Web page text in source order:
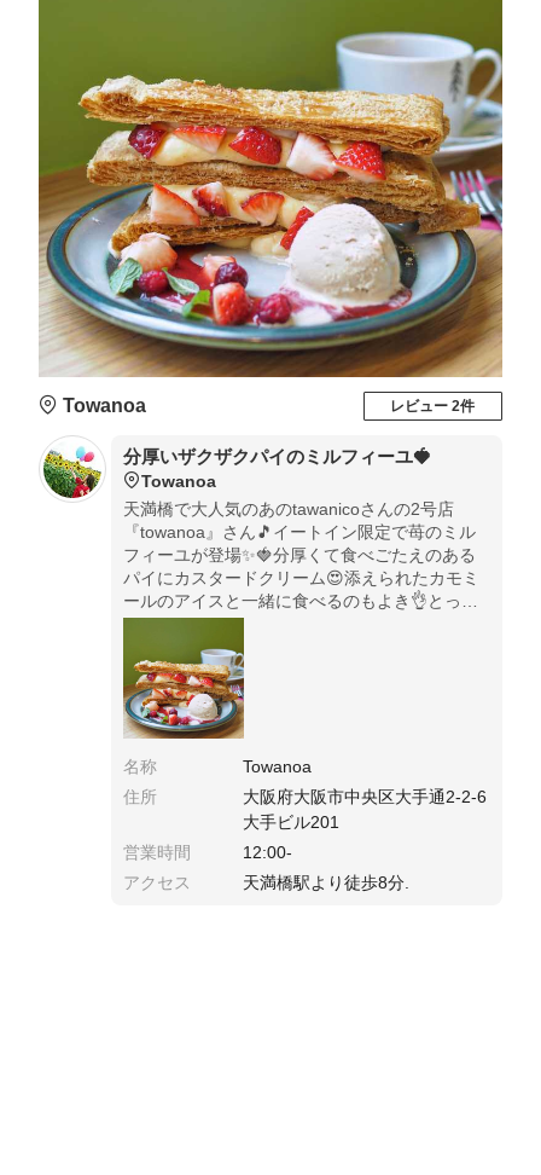
Towanoa レビュー 2件
分厚いザクザクパイのミルフィーユ🍓
Towanoa
天満橋で大人気のあのtawanicoさんの2号店
『towanoa』さん🎵イートイン限定で苺のミル
フィーユが登場✨🍓分厚くて食べごたえのある
パイにカスタードクリーム😍添えられたカモミ
ールのアイスと一緒に食べるのもよき👌とって
もオススメです😉
名称
Towanoa
住所
大阪府大阪市中央区大手通2-2-6
大手ビル201
営業時間
12:00-
アクセス
天満橋駅より徒歩8分.